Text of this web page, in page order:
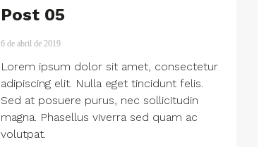
Post 05
6 de abril de 2019
Lorem ipsum dolor sit amet, consectetur
adipiscing elit. Nulla eget tincidunt felis.
Sed at posuere purus, nec sollicitudin
magna. Phasellus viverra sed quam ac
volutpat.